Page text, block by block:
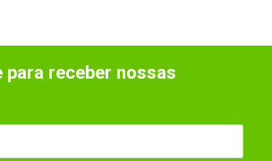
para receber nossas